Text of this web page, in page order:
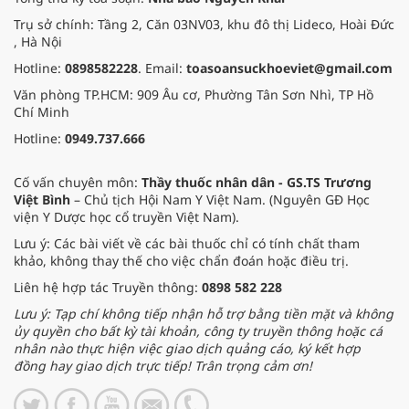
Trụ sở chính: Tầng 2, Căn 03NV03, khu đô thị Lideco, Hoài Đức
, Hà Nội
Hotline: 0898582228. Email: toasoansuckhoeviet@gmail.com
Văn phòng TP.HCM: 909 Âu cơ, Phường Tân Sơn Nhì, TP Hồ
Chí Minh
Hotline: 0949.737.666
Cố vấn chuyên môn: Thầy thuốc nhân dân - GS.TS Trương
Việt Bình – Chủ tịch Hội Nam Y Việt Nam. (Nguyên GĐ Học
viện Y Dược học cổ truyền Việt Nam).
Lưu ý: Các bài viết về các bài thuốc chỉ có tính chất tham
khảo, không thay thế cho việc chẩn đoán hoặc điều trị.
Liên hệ hợp tác Truyền thông: 0898 582 228
Lưu ý: Tạp chí không tiếp nhận hỗ trợ bằng tiền mặt và không
ủy quyền cho bất kỳ tài khoản, công ty truyền thông hoặc cá
nhân nào thực hiện việc giao dịch quảng cáo, ký kết hợp
đồng hay giao dịch trực tiếp! Trân trọng cảm ơn!